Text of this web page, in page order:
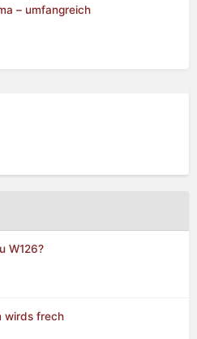
– umfangreich
W126?
wirds frech